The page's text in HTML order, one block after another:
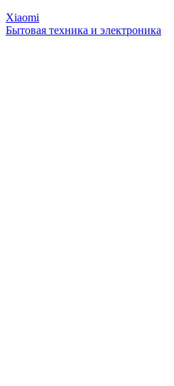
Xiaomi
Бытовая техника и электроника